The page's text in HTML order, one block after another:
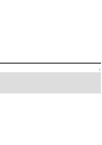
↑